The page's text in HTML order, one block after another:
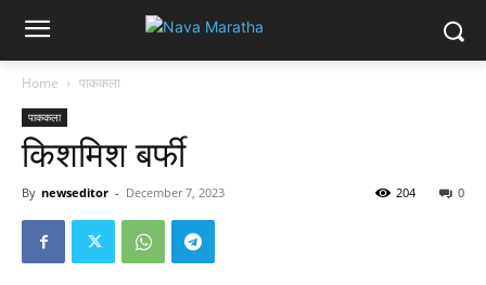
Home पाककला
पाककला
किशमिश बर्फी
By newseditor - December 7, 2023 0
204